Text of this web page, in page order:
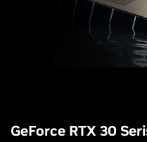
GeForce RTX 30